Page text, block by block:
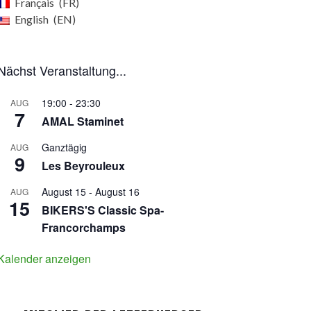
English
EN
Veranstaltung...
AUG
7
19:00 - 23:30
AMAL Staminet
AUG
9
Ganztägig
Les Beyrouleux
AUG
15
August 15 - August 16
BIKERS'S Classic Spa-
Francorchamps
anzeigen